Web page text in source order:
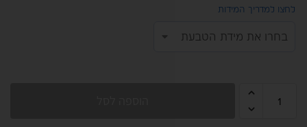
לחצו למדריך המידות